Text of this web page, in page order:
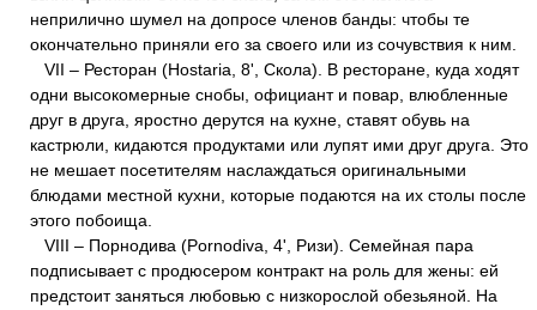
неприлично шумел на допросе членов банды: чтобы те
окончательно приняли его за своего или из сочувствия к ним.
VII – Ресторан (Hostaria, 8', Скола). В ресторане, куда ходят
одни высокомерные снобы, официант и повар, влюбленные
друг в друга, яростно дерутся на кухне, ставят обувь на
кастрюли, кидаются продуктами или лупят ими друг друга. Это
не мешает посетителям наслаждаться оригинальными
блюдами местной кухни, которые подаются на их столы после
этого побоища.
VIII – Порнодива (Pornodiva, 4', Ризи). Семейная пара
подписывает с продюсером контракт на роль для жены: ей
предстоит заняться любовью с низкорослой обезьяной. На